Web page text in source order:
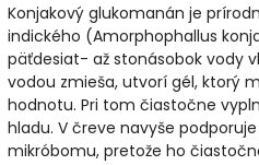
Konjakový glukomanán je
indického (Amorphophallus
päťdesiat- až stonásobok vody
vodou zmieša, utvorí gél, ktorý
hodnotu. Pri tom čiastočne
hladu. V čreve navyše
mikróbomu, pretože ho